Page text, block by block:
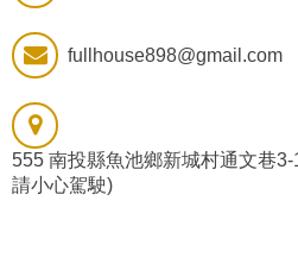
fullhouse898@gmail.com
555 南投縣魚池鄉新城村通文巷
請小心駕駛)